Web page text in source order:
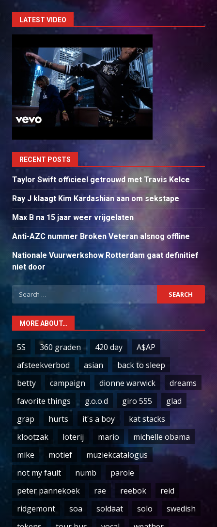
LATEST VIDEO
RECENT POSTS
Taylor Swift officieel getrouwd met Travis Kelce
Ray J klaagt Kim Kardashian aan om sekstape
Max B na 15 jaar weer vrijgelaten
Anti-AZC nummer Broken Veteran alsnog offline
Nationale Vuurwerkshow Rotterdam gaat definitief
niet door
Search
for:
MORE ABOUT…
5S 360 graden 420 day
A$AP
afsteekverbod
asian
back to sleep
betty
campaign dionne warwick
dreams
favorite things
g.o.o.d giro 555
glad
grap
hurts it's a boy
kat stacks
klootzak
loterij mario
michelle obama
mike
motief
muziekcatalogus
not my fault
numb
parole
peter pannekoek
rae reebok
reid
ridgemont
soa soldaat solo
swedish